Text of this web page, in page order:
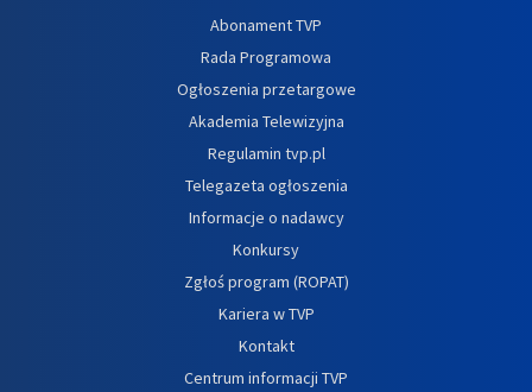
Abonament TVP
Rada Programowa
Ogłoszenia przetargowe
Akademia Telewizyjna
Regulamin tvp.pl
Telegazeta ogłoszenia
Informacje o nadawcy
Konkursy
Zgłoś program (ROPAT)
Kariera w TVP
Kontakt
Centrum informacji TVP